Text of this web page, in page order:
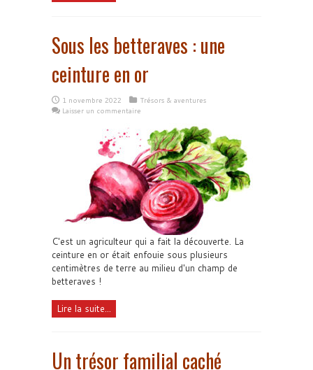
Sous les betteraves : une
ceinture en or
1 novembre 2022
Trésors & aventures
Laisser un commentaire
C'est un agriculteur qui a fait la découverte. La
ceinture en or était enfouie sous plusieurs
centimètres de terre au milieu d'un champ de
betteraves !
Lire la suite...
Un trésor familial caché